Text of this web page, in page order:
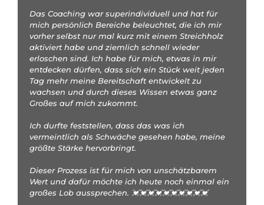
Das Coaching war superindividuell und hat für
mich persönlich Bereiche beleuchtet, die ich mir
vorher selbst nur mal kurz mit einem Streichholz
aktiviert habe und ziemlich schnell wieder
erloschen sind. Ich habe für mich, etwas in mir
entdecken dürfen, dass sich ein Stück weit jeden
Tag mehr meine Bereitschaft entwickelt zu
wachsen und durch dieses Wissen etwas ganz
Großes auf mich zukommt.
Ich durfte feststellen, dass das was ich
vermeintlich als Schwäche gesehen habe, meine
größte Stärke hervorbringt.
Dieser Prozess ist für mich von unschätzbarem
Wert und dafür möchte ich heute noch einmal ein
großes Lob aussprechen. 💓💓💓💓💓💓💓💓💓💓